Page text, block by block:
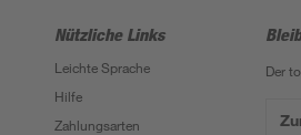
Nützliche Links
Leichte Sprache
Hilfe
Zahlungsarten
Der